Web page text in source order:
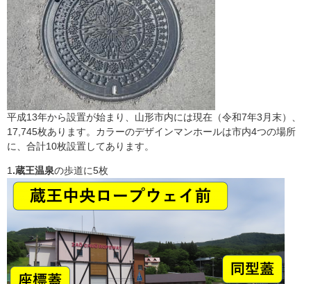
平成13年から設置が始まり、山形市内には現在（令和7年3月末）、
17,745枚あります。カラーのデザインマンホールは市内4つの場所
に、合計10枚設置してあります。
1 .蔵王温泉の歩道に5枚